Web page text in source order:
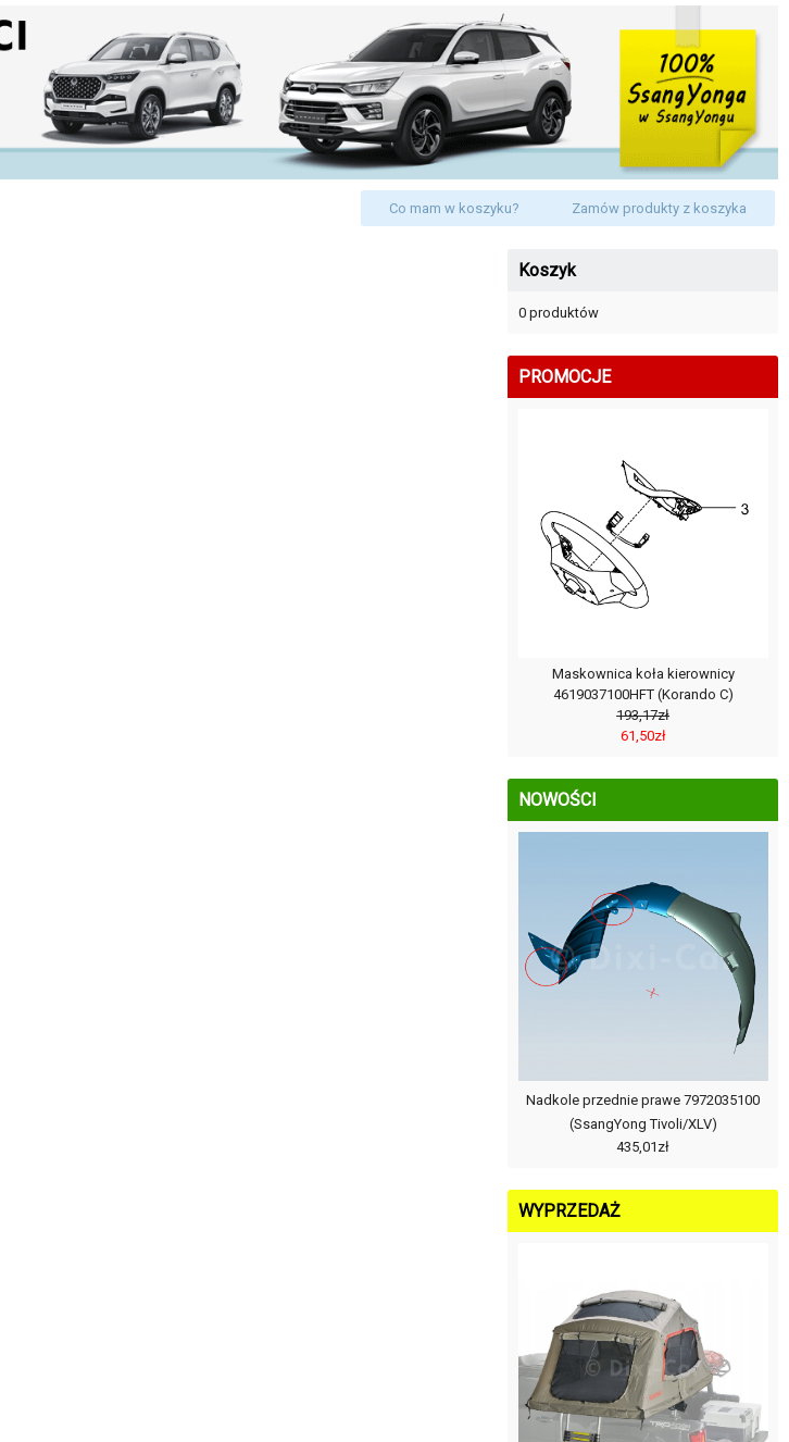
Co mam w koszyku? Zamów produkty z koszyka
Koszyk
0 produktów
PROMOCJE
Maskownica koła kierownicy
4619037100HFT (Korando C)
193,17zł
61,50zł
NOWOŚCI
Nadkole przednie prawe 7972035100
(SsangYong Tivoli/XLV)
435,01zł
WYPRZEDAŻ